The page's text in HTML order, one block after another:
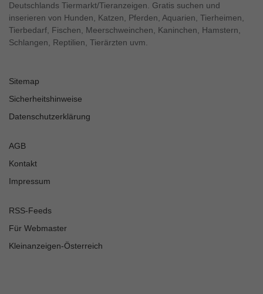
Deutschlands Tiermarkt/Tieranzeigen. Gratis suchen und
inserieren von Hunden, Katzen, Pferden, Aquarien, Tierheimen,
Tierbedarf, Fischen, Meerschweinchen, Kaninchen, Hamstern,
Schlangen, Reptilien, Tierärzten uvm.
Sitemap
Sicherheitshinweise
Datenschutzerklärung
AGB
Kontakt
Impressum
RSS-Feeds
Für Webmaster
Kleinanzeigen-Österreich